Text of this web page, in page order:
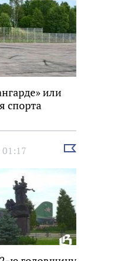
или
спорта
01:17
Выбрать